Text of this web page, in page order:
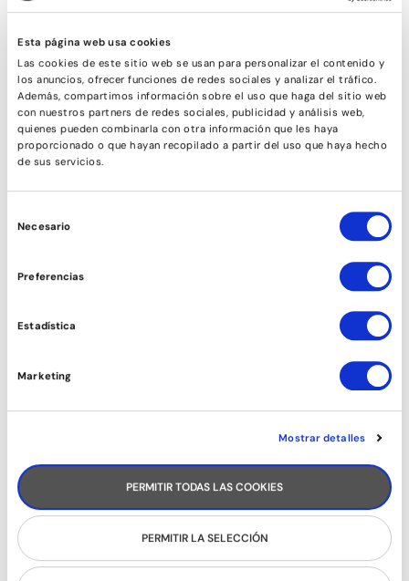
Esta página web usa cookies
Las cookies de este sitio web se usan para personalizar el contenido y
los anuncios, ofrecer funciones de redes sociales y analizar el tráfico.
Además, compartimos información sobre el uso que haga del sitio web
con nuestros partners de redes sociales, publicidad y análisis web,
quienes pueden combinarla con otra información que les haya
proporcionado o que hayan recopilado a partir del uso que haya hecho
de sus servicios.
de
Necesario
Preferencias
Estadística
Marketing
Mostrar detalles
PERMITIR TODAS LAS COOKIES
PERMITIR LA SELECCIÓN
BALLFITNESS